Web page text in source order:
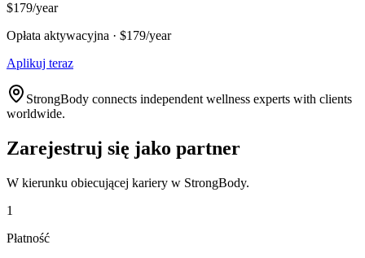
$179/year
Opłata aktywacyjna · $179/year
Aplikuj teraz
StrongBody connects independent wellness experts with clients
worldwide.
Zarejestruj się jako partner
W kierunku obiecującej kariery w StrongBody.
1
Płatność